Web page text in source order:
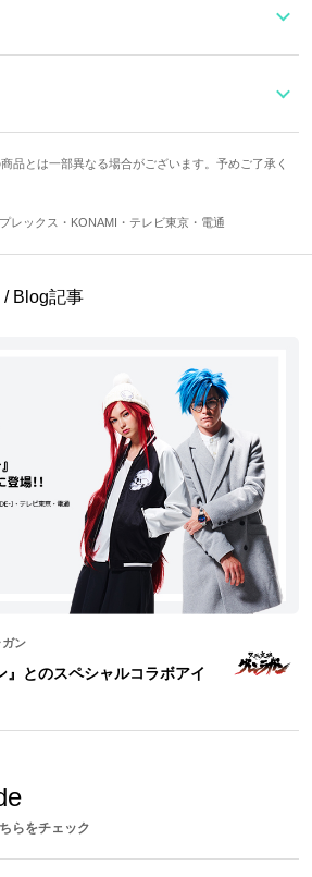
より、ヨーコをイメージしたブレスレッ
プルかつクールに。
でご購入の方には、商品1点につきコラボ
下ろしイラストと実写ブロマイド 衣装Ver
ます。
商品とは一部異なる場合がございます。予めご
の場合は、海外サービス(転送コム)をご利用くだ
金などは下記にお問い合わせください。
ちら
品とは一部異なる場合がございます。予めご了承く
レックス・KONAMI・テレビ東京・電通
/ Blog記事
ガン
』とのスペシャルコラボアイ
らをチェック